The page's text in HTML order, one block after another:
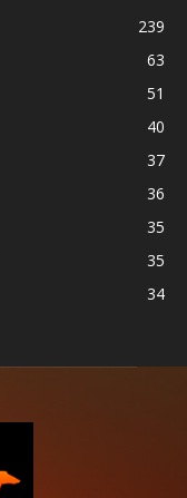
239
63
51
40
37
36
35
35
34